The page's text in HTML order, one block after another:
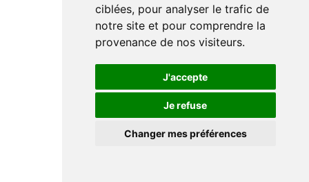
ciblées, pour analyser le trafic de
notre site et pour comprendre la
provenance de nos visiteurs.
J'accepte
Je refuse
Changer mes préférences